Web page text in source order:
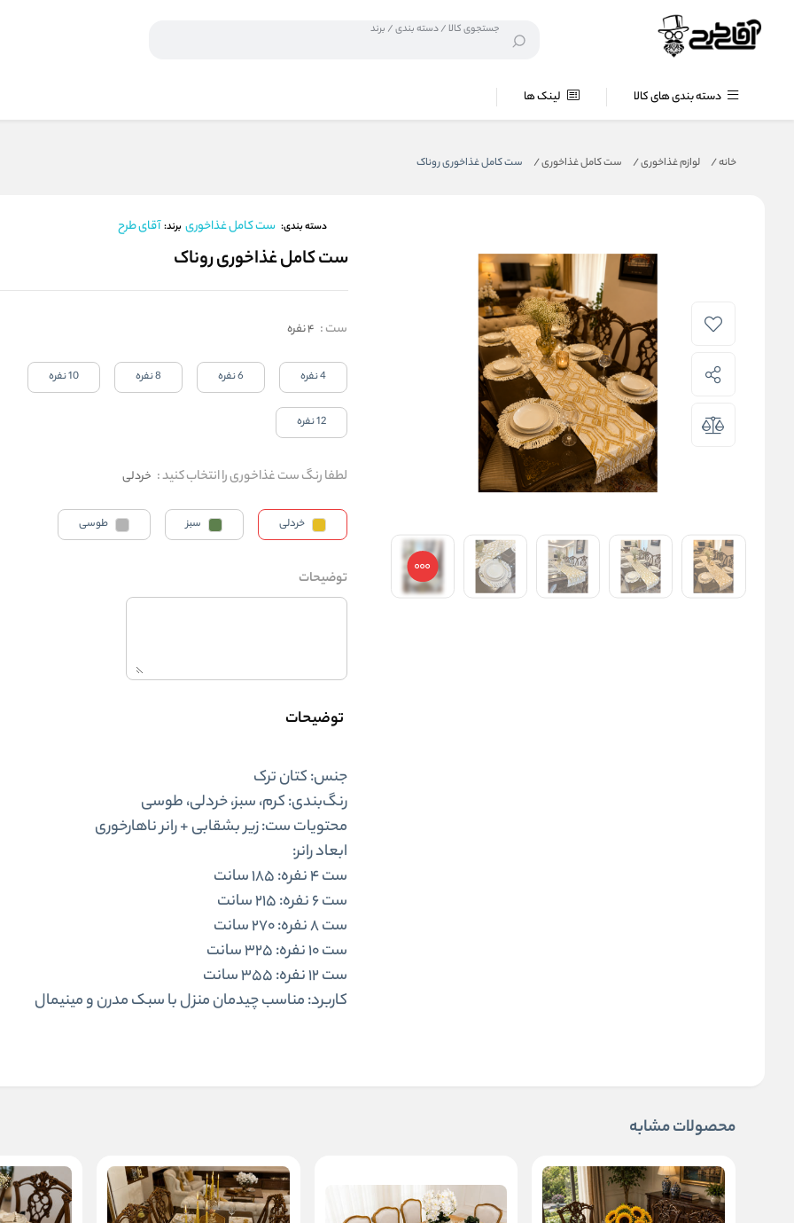
دسته بندی های کالا لینک ها
خانه/ لوازم غذاخوری/ ست کامل غذاخوری/ ست کامل غذاخوری روناک
دسته بندی: ست کامل غذاخوری برند: آقای طرح
ست کامل غذاخوری روناک
ست: 4 نفره
4 نفره 6 نفره 8 نفره 10 نفره
12 نفره
لطفا رنگ ست غذاخوری را انتخاب کنید: خردلی
خردلی سبز طوسی
توضیحات
توضیحات
جنس:کتان ترک
رنگ‌بندی:کرم، سبز، خردلی، طوسی
محتویات ست:زیر بشقابی + رانر ناهارخوری
ابعاد رانر:
ست 4 نفره: 185 سانت
ست 6 نفره: 215 سانت
ست 8 نفره: 270 سانت
ست 10 نفره: 325 سانت
ست 12 نفره: 355 سانت
کاربرد:مناسب چیدمان منزل با سبک مدرن و مینیمال
محصولات مشابه